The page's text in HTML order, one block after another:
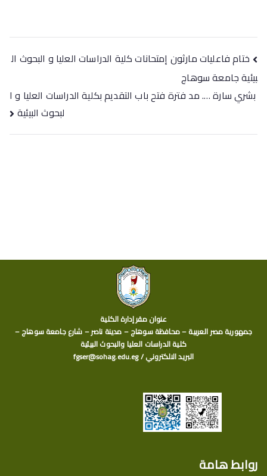
تصفّح
المقالات
ختام فاعليات مارثون إمتحانات كلية الدراسات العليا و البحوث ال
بيئية جامعة سوهاج
بشري سارة …. مد فترة فتح باب التقديم بكلية الدراسات العليا و ا
لبحوث البيئية
عنوان مقر إدارة الكلية
جمهورية مصر العربية – محافظة سوهاج – مدينة ناصر – شارع جامعة سوهاج –
كلية الدراسات العليا والبحوث البيئية
البريد الالكتروني / fgser@sohag.edu.eg
روابط هامة